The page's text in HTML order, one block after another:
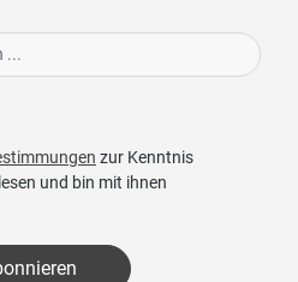
zur Kenntnis
und bin mit ihnen